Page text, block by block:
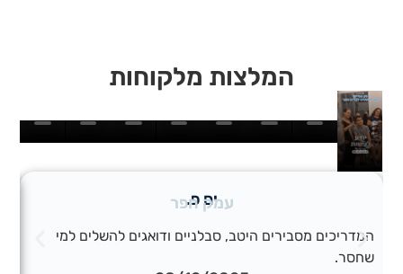
המלצות מלקוחות
ים פ.
עמק חפר
המדריכים מסבירים היטב, סבלניים ודואגים להשלים למי
שחסר.